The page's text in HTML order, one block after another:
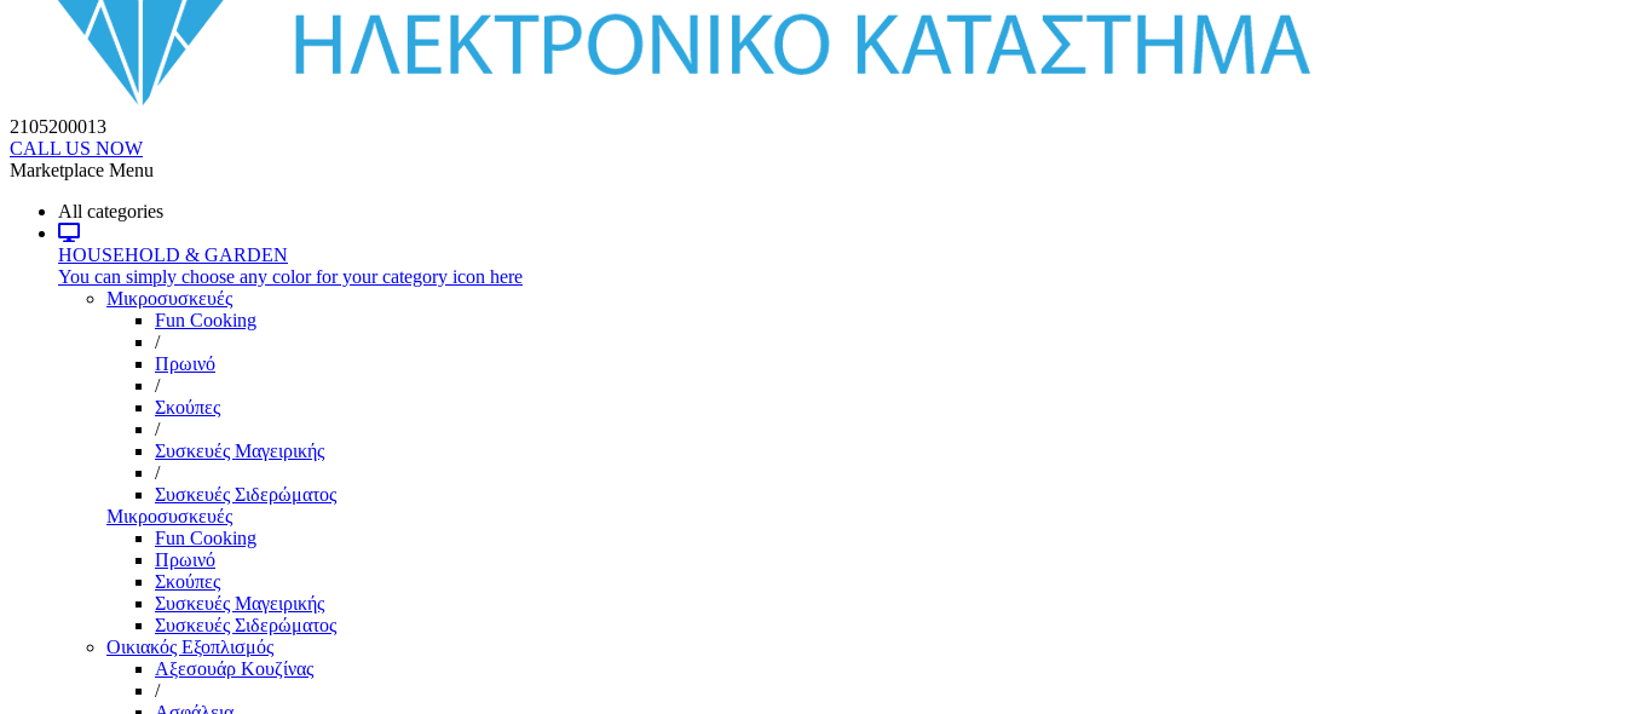
2105200013
CALL US NOW
Marketplace Menu
All categories
HOUSEHOLD & GARDEN
You can simply choose any color for your category icon here
Μικροσυσκευές
Fun Cooking
/
Πρωινό
/
Σκούπες
/
Συσκευές Μαγειρικής
/
Συσκευές Σιδερώματος
Μικροσυσκευές
Fun Cooking
Πρωινό
Σκούπες
Συσκευές Μαγειρικής
Συσκευές Σιδερώματος
Οικιακός Εξοπλισμός
Αξεσουάρ Κουζίνας
/